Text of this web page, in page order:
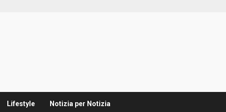
Lifestyle Notizia per Notizia